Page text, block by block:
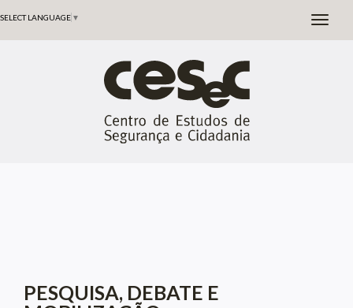
SELECT LANGUAGE ▼
PESQUISA, DEBATE E